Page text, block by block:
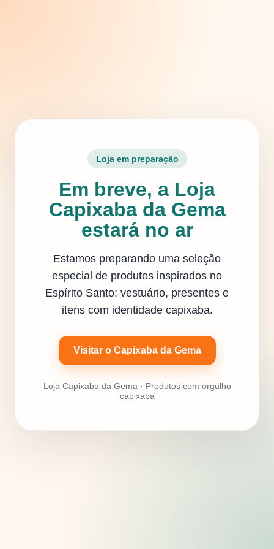
Loja em preparação
Em breve, a Loja
Capixaba da Gema
estará no ar
Estamos preparando uma seleção
especial de produtos inspirados no
Espírito Santo: vestuário, presentes e
itens com identidade capixaba.
Visitar o Capixaba da Gema
Loja Capixaba da Gema · Produtos com orgulho
capixaba